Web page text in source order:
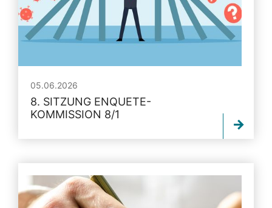
05.06.2026
8. SITZUNG ENQUETE-
KOMMISSION 8/1